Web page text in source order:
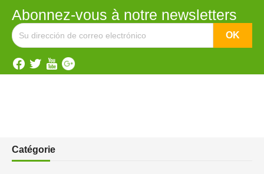
Abonnez-vous à notre newsletters
Catégorie